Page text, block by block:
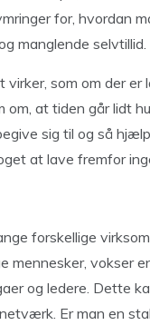
for, hvordan
manglende selvtillid.
som om der er
at tiden går lidt
sig til og så
at lave fremfor
forskellige
mennesker, vokser
og ledere. Dette
Er man en